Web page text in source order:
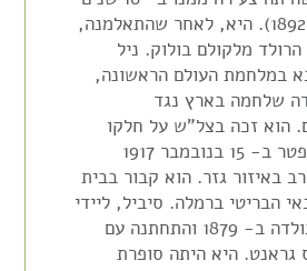
(ילידת יוני 1892). היא, לאחר שהתאלמנה,
מלקולם בולוק. ניל
במלחמת העולם הראשונה,
שלחמה בארץ נגד
הוא זכה בצל"ש על חלקו
במלחמה, נפטר ב- 15 בנובמבר 1917
באיזור גזר. הוא קבור בבית
הבריטי ברמלה. סיביל, ליידי
, נולדה ב- 1879 והתחתנה עם
גראנט. היא היתה סופרת